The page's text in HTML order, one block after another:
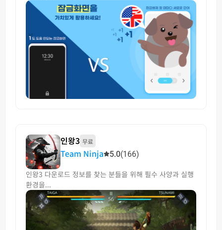
인왕3 무료
Team Ninja 5.0(166)
인왕3 다운로드 정보를 찾는 분들을 위해 필수 사양과 실행
환경을...